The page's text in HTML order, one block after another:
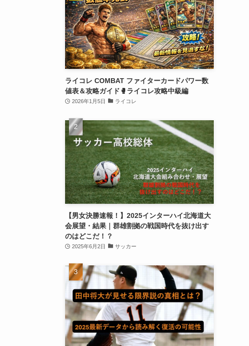
ライコレ COMBAT ファイターカードパワー数
値表＆攻略ガイド🥊ライコレ攻略中級編
2026年1月5日 ライコレ
【男女決勝速報！】2025インターハイ北海道大
会展望・結果｜群雄割拠の戦国時代を抜け出す
のはどこだ！？
2025年6月2日 サッカー